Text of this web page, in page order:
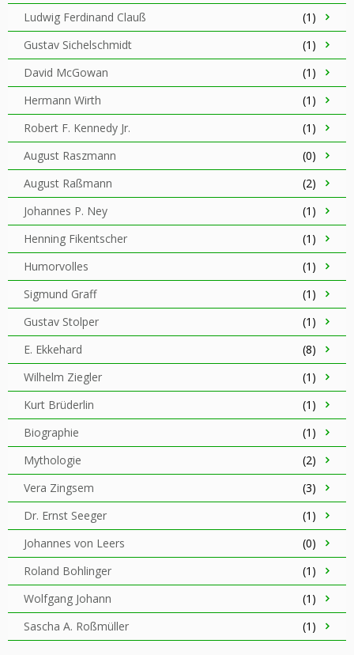
Ludwig Ferdinand Clauß
(1)
Gustav Sichelschmidt
(1)
David McGowan
(1)
Hermann Wirth
(1)
Robert F. Kennedy Jr.
(1)
August Raszmann
(0)
August Raßmann
(2)
Johannes P. Ney
(1)
Henning Fikentscher
(1)
Humorvolles
(1)
Sigmund Graff
(1)
Gustav Stolper
(1)
E. Ekkehard
(8)
Wilhelm Ziegler
(1)
Kurt Brüderlin
(1)
Biographie
(1)
Mythologie
(2)
Vera Zingsem
(3)
Dr. Ernst Seeger
(1)
Johannes von Leers
(0)
Roland Bohlinger
(1)
Wolfgang Johann
(1)
Sascha A. Roßmüller
(1)